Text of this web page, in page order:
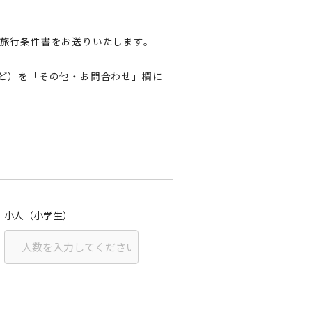
条件書をお送りいたします。
を「その他・お問合わせ」欄に
小人（小学生）